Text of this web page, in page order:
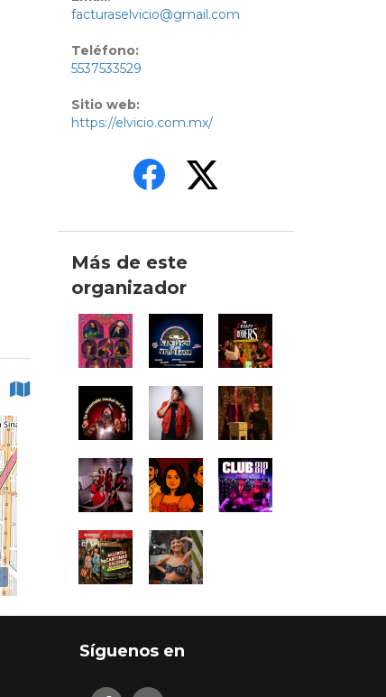
facturaselvicio@gmail.com
Teléfono:
5537533529
Sitio web:
https://elvicio.com.mx/
Más de este
organizador
Síguenos en